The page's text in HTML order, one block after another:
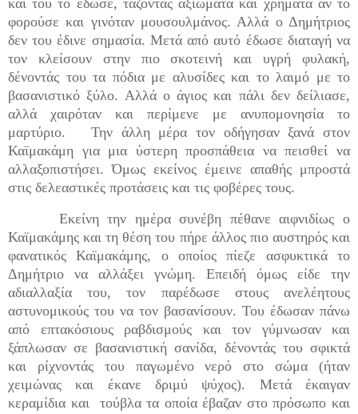
φορούσε και γινόταν μουσουλμάνος. Αλλά ο Δημήτριος
δεν του έδινε σημασία. Μετά από αυτό έδωσε διαταγή να
τον κλείσουν στην πιο σκοτεινή και υγρή φυλακή,
δένοντάς του τα πόδια με αλυσίδες και το λαιμό με το
βασανιστικό ξύλο. Αλλά ο άγιος και πάλι δεν δείλιασε,
αλλά χαιρόταν και περίμενε με ανυπομονησία το
μαρτύριο. Την άλλη μέρα τον οδήγησαν ξανά στον
Καϊμακάμη για μια ύστερη προσπάθεια να πεισθεί να
αλλαξοπιστήσει. Όμως εκείνος έμεινε απαθής μπροστά
στις δελεαστικές προτάσεις και τις φοβέρες τους.
Εκείνη την ημέρα συνέβη πέθανε αιφνιδίως ο
Καϊμακάμης και τη θέση του πήρε άλλος πιο αυστηρός και
φανατικός Καϊμακάμης, ο οποίος πίεζε ασφυκτικά το
Δημήτριο να αλλάξει γνώμη. Επειδή όμως είδε την
αδιαλλαξία του, τον παρέδωσε στους ανελέητους
αστυνομικούς του να τον βασανίσουν. Του έδωσαν πάνω
από επτακόσιους ραβδισμούς και τον γύμνωσαν και
ξάπλωσαν σε βασανιστική σανίδα, δένοντάς του σφικτά
και ρίχνοντάς του παγωμένο νερό στο σώμα (ήταν
χειμώνας και έκανε δριμύ ψύχος). Μετά έκαιγαν
κεραμίδια και τούβλα τα οποία έβαζαν στο πρόσωπο και